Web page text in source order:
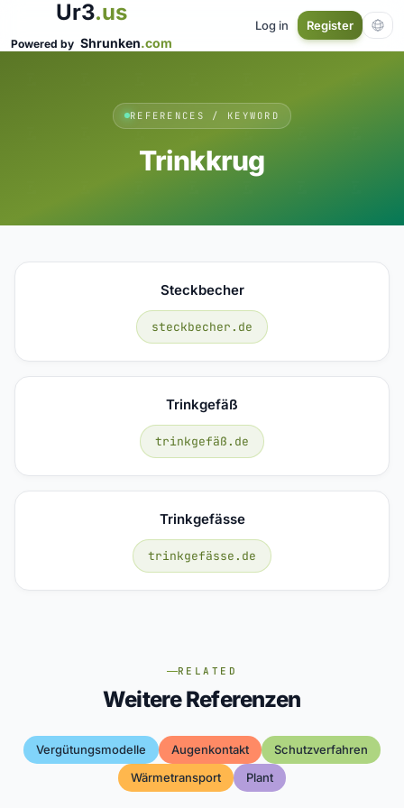
Ur3.us
Powered by Shrunken.com
Log in Register
REFERENCES / KEYWORD
Trinkkrug
Steckbecher
steckbecher.de
Trinkgefäß
trinkgefäß.de
Trinkgefässe
trinkgefässe.de
RELATED
Weitere Referenzen
Vergütungsmodelle Augenkontakt
Schutzverfahren
Wärmetransport
Plant